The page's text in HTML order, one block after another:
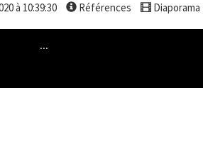
à 10:39:30 Références Diaporama
...